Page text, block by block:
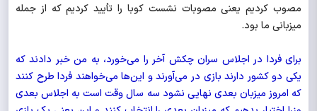
مصوب کردیم یعنی مصوبات نشست‌ کوبا را تأیید کردیم که از جمله
میزبانی ما بود.
برای فردا در اجلاس سران چکش آخر را می‌خورد، به من خبر دادند که
یکی دو کشور دارند بازی در می‌آورند و این‌ها می‌خواهند فردا طرح کنند
که امروز میزبان بعدی نهایی نشود سه سال وقت است به اجلاس بعدی